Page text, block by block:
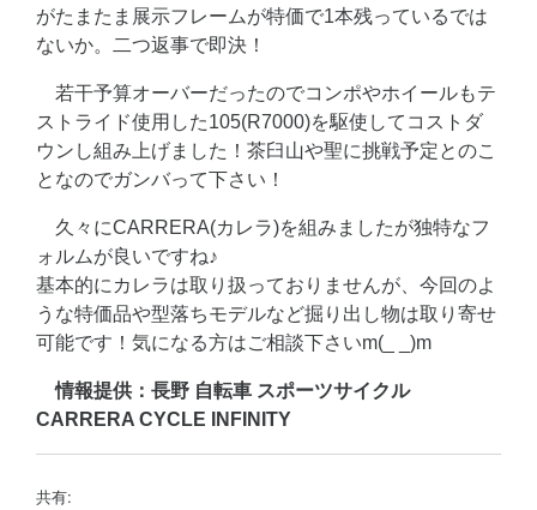
がたまたま展示フレームが特価で1本残っているでは
ないか。二つ返事で即決！
若干予算オーバーだったのでコンポやホイールもテ
ストライド使用した105(R7000)を駆使してコストダ
ウンし組み上げました！茶臼山や聖に挑戦予定とのこ
となのでガンバって下さい！
久々にCARRERA(カレラ)を組みましたが独特なフ
ォルムが良いですね♪
基本的にカレラは取り扱っておりませんが、今回のよ
うな特価品や型落ちモデルなど掘り出し物は取り寄せ
可能です！気になる方はご相談下さいm(_ _)m
情報提供：長野 自転車 スポーツサイクル
CARRERA CYCLE INFINITY
共有: